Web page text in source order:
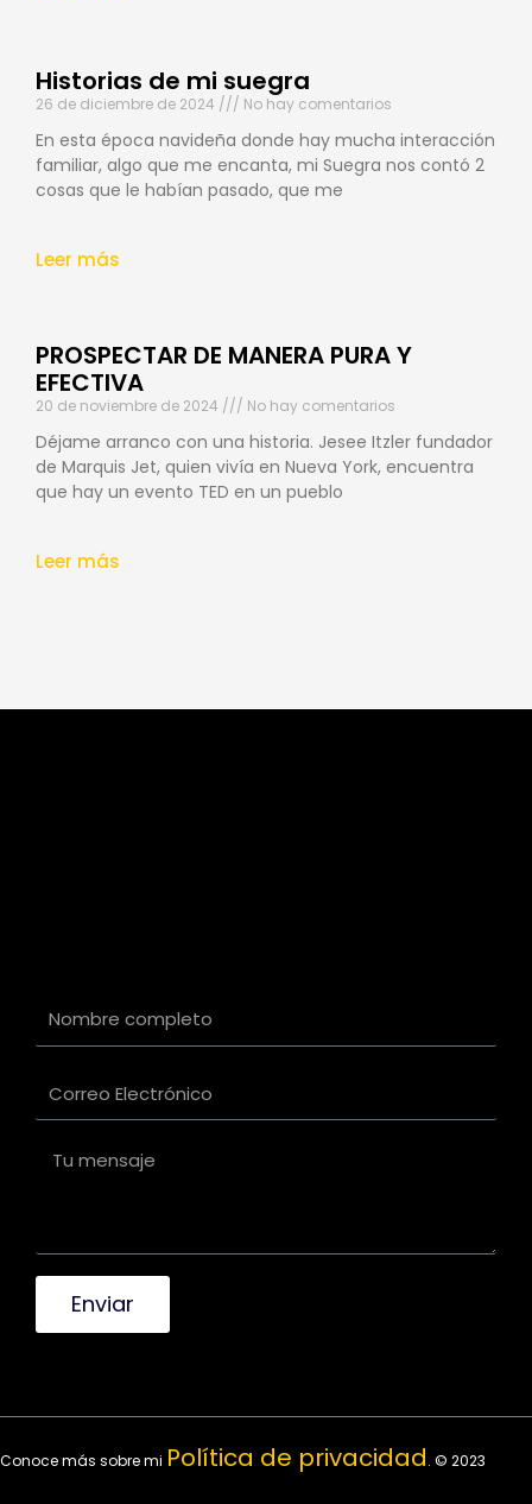
Historias de mi suegra
26 de diciembre de 2024 No hay comentarios
En esta época navideña donde hay mucha interacción
familiar, algo que me encanta, mi Suegra nos contó 2
cosas que le habían pasado, que me
Leer más
PROSPECTAR DE MANERA PURA Y
EFECTIVA
20 de noviembre de 2024 No hay comentarios
Déjame arranco con una historia. Jesee Itzler fundador
de Marquis Jet, quien vivía en Nueva York, encuentra
que hay un evento TED en un pueblo
Leer más
Enviar
Conoce más sobre mi Política de privacidad. © 2023